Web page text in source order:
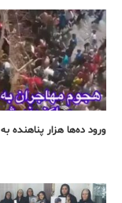
ورود ده‌ها هزار پناهنده